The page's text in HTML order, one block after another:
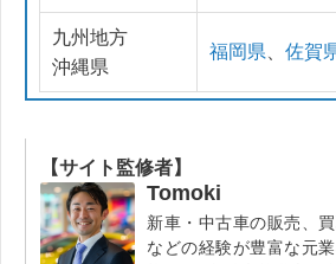
九州地方
沖縄県
福岡県 佐賀
【サイト監修者】
Tomoki
新車・中古車の販売、
などの経験が豊富な元